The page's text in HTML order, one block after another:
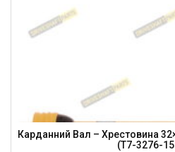
Карданний Вал – Хрестовина
(T7-3276-